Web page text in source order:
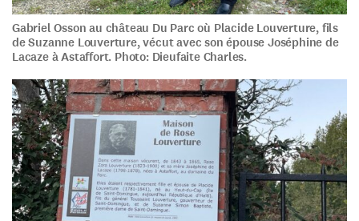
Gabriel Osson au château Du Parc où Placide Louverture, fils
de Suzanne Louverture, vécut avec son épouse Joséphine de
Lacaze à Astaffort. Photo: Dieufaite Charles.